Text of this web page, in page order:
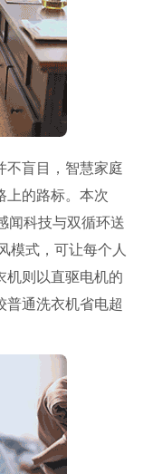
不盲目，智慧家庭
上的路标。本次
闻科技与双循环送
模式，可让每个人
机则以直驱电机的
普通洗衣机省电超